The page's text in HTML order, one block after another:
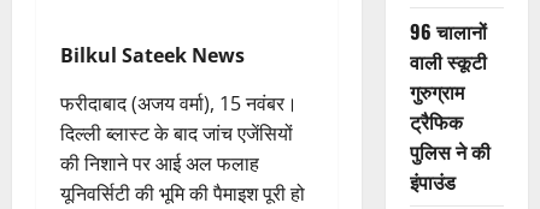
Bilkul Sateek News
फरीदाबाद (अजय वर्मा), 15 नवंबर।
दिल्ली ब्लास्ट के बाद जांच एजेंसियों
की निशाने पर आई अल फलाह
यूनिवर्सिटी की भूमि की पैमाइश पूरी हो
96 चालानों
वाली स्कूटी
गुरुग्राम
ट्रैफिक
पुलिस ने की
इंपाउंड